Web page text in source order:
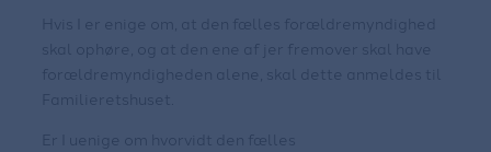
Hvis I er enige om, at den fælles forældremyndighed
skal ophøre, og at den ene af jer fremover skal have
forældremyndigheden alene, skal dette anmeldes til
Familieretshuset.
Er I uenige om hvorvidt den fælles